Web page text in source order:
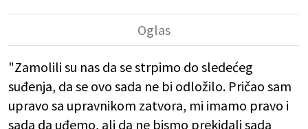
"Zamolili su nas da se strpimo do sledećeg
suđenja, da se ovo sada ne bi odložilo. Pričao sam
upravo sa upravnikom zatvora, mi imamo pravo i
sada da uđemo, ali da ne bismo prekidali sada